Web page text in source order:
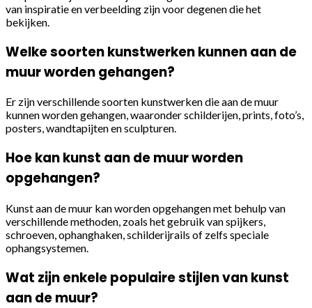
van inspiratie en verbeelding zijn voor degenen die het
bekijken.
Welke soorten kunstwerken kunnen aan de
muur worden gehangen?
Er zijn verschillende soorten kunstwerken die aan de muur
kunnen worden gehangen, waaronder schilderijen, prints, foto’s,
posters, wandtapijten en sculpturen.
Hoe kan kunst aan de muur worden
opgehangen?
Kunst aan de muur kan worden opgehangen met behulp van
verschillende methoden, zoals het gebruik van spijkers,
schroeven, ophanghaken, schilderijrails of zelfs speciale
ophangsystemen.
Wat zijn enkele populaire stijlen van kunst
aan de muur?